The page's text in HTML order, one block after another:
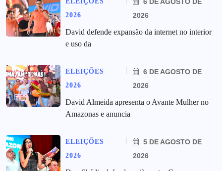
2026
2026
David defende expansão da internet no interior
e uso da
ELEIÇÕES
2026
6 DE AGOSTO DE
2026
David Almeida apresenta o Avante Mulher no
Amazonas e anuncia
ELEIÇÕES
2026
5 DE AGOSTO DE
2026